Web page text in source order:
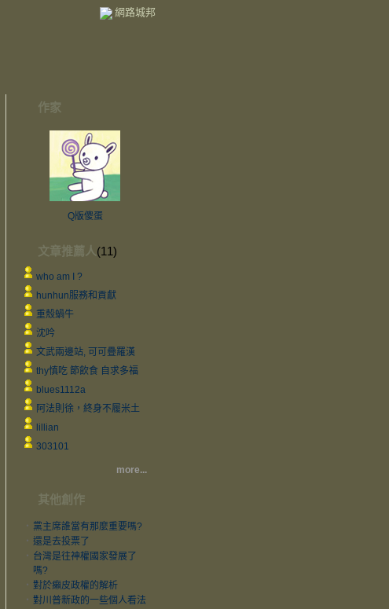
網路城邦
作家
Q版傻蛋
文章推薦人(11)
who am I ?
hunhun服務和貢獻
重殼蝸牛
沈吟
文武兩邊站, 可可疊羅漢
thy慎吃 節飲食 自求多福
blues1112a
阿法則徐，終身不履米土
lillian
303101
more...
其他創作
‧ 黨主席誰當有那麼重要嗎?
‧ 還是去投票了
‧ 台灣是往神權國家發展了
嗎?
‧ 對於癩皮政權的解析
‧ 對川普新政的一些個人看法